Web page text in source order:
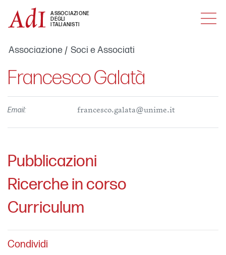
ASSOCIAZIONE
DEGLI
ITALIANISTI
MENU
Associazione Soci e Associati
Francesco Galatà
Email: francesco.galata@unime.it
Pubblicazioni
Ricerche in corso
Curriculum
Condividi